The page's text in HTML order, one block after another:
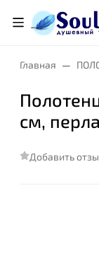
Главная
см,
Добавить